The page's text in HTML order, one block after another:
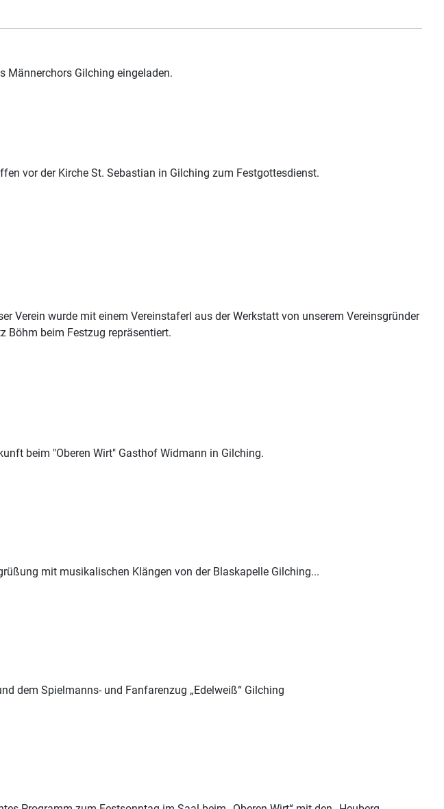
Männerchors Gilching eingeladen.
vor der Kirche St. Sebastian in Gilching zum Festgottesdienst.
Verein wurde mit einem Vereinstaferl aus der Werkstatt von unserem Vereinsgründer
Böhm beim Festzug repräsentiert.
beim "Oberen Wirt" Gasthof Widmann in Gilching.
mit musikalischen Klängen von der Blaskapelle Gilching...
dem Spielmanns- und Fanfarenzug „Edelweiß“ Gilching